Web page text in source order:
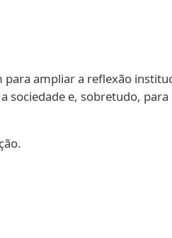
ampliar a reflexão
sociedade e, sobretudo,